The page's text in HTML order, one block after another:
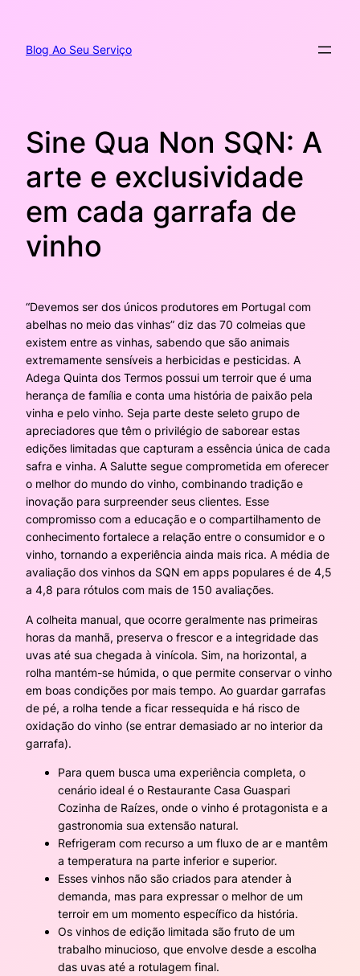
Blog Ao Seu Serviço
Sine Qua Non SQN: A
arte e exclusividade
em cada garrafa de
vinho
“Devemos ser dos únicos produtores em Portugal com
abelhas no meio das vinhas” diz das 70 colmeias que
existem entre as vinhas, sabendo que são animais
extremamente sensíveis a herbicidas e pesticidas. A
Adega Quinta dos Termos possui um terroir que é uma
herança de família e conta uma história de paixão pela
vinha e pelo vinho. Seja parte deste seleto grupo de
apreciadores que têm o privilégio de saborear estas
edições limitadas que capturam a essência única de cada
safra e vinha. A Salutte segue comprometida em oferecer
o melhor do mundo do vinho, combinando tradição e
inovação para surpreender seus clientes. Esse
compromisso com a educação e o compartilhamento de
conhecimento fortalece a relação entre o consumidor e o
vinho, tornando a experiência ainda mais rica. A média de
avaliação dos vinhos da SQN em apps populares é de 4,5
a 4,8 para rótulos com mais de 150 avaliações.
A colheita manual, que ocorre geralmente nas primeiras
horas da manhã, preserva o frescor e a integridade das
uvas até sua chegada à vinícola. Sim, na horizontal, a
rolha mantém-se húmida, o que permite conservar o vinho
em boas condições por mais tempo. Ao guardar garrafas
de pé, a rolha tende a ficar ressequida e há risco de
oxidação do vinho (se entrar demasiado ar no interior da
garrafa).
Para quem busca uma experiência completa, o
cenário ideal é o Restaurante Casa Guaspari
Cozinha de Raízes, onde o vinho é protagonista e a
gastronomia sua extensão natural.
Refrigeram com recurso a um fluxo de ar e mantêm
a temperatura na parte inferior e superior.
Esses vinhos não são criados para atender à
demanda, mas para expressar o melhor de um
terroir em um momento específico da história.
Os vinhos de edição limitada são fruto de um
trabalho minucioso, que envolve desde a escolha
das uvas até a rotulagem final.